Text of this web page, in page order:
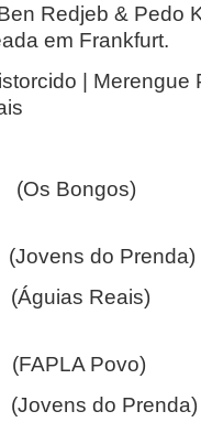
Redjeb & Pedo
em Frankfurt.
| Merengue
Prenda)
Povo)
do